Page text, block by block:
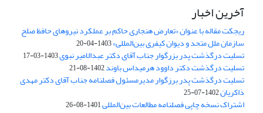
آخرین اخبار
ریجکت مقاله با عنوان «تعارض هنجاری حاکم بر عملکرد نیروهای حافظ صلح
سازمان ملل متحد و دیوان کیفری بین‌المللی»1403-04-20
تسلیت درگذشت پدر بزرگوار جناب آقای دکتر عبدالامیر نبوی1403-03-17
تسلیت درگذشت دکتر داوود هرمیداس باوند1402-08-21
تسلیت درگذشت پدر برزگوار مدیرمسئول فصلنامه جناب آقای دکتر مهدی
ذاکریان1402-07-25
اشتراک نسخه چاپی فصلنامه مطالعات بین‌المللی1401-08-26